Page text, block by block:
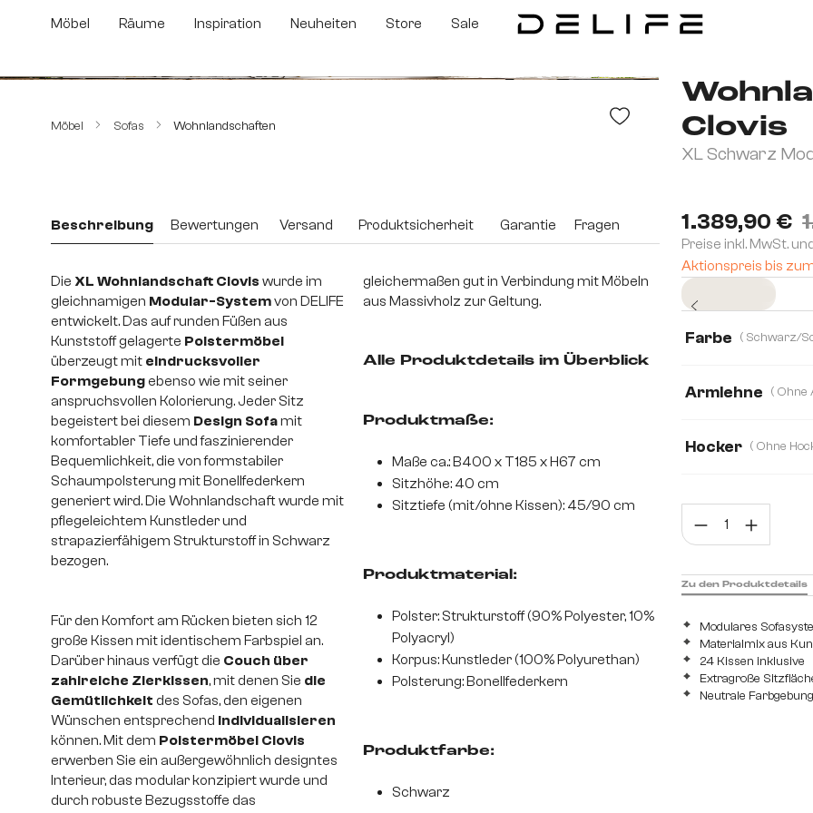
Hauptinhalt springen
Zur Suche springen
Zur Hauptnavigation springen
Möbel Räume Inspiration Neuheiten Store Sale
Möbel Sofas Wohnlandschaften
Clovis
XL Schwarz
1.389,90 €
Preise inkl. MwSt.
Aktionspreis bis
Farbe
Armlehne
Hocker
Modulares
Materialmix aus
24 Kissen inklusive
Extragroße
Neutrale Farbgebung
Zu den Produktdetails
Beschreibung Bewertungen Versand Produktsicherheit Garantie Fragen
Die XL Wohnlandschaft Clovis wurde im
gleichnamigen Modular-Systemvon DELIFE
entwickelt. Das auf runden Füßen aus
Kunststoff gelagerte Polstermöbel
überzeugt mit eindrucksvoller
Formgebung ebenso wie mit seiner
anspruchsvollen Kolorierung. Jeder Sitz
begeistert bei diesem Design Sofamit
komfortabler Tiefe und faszinierender
Bequemlichkeit, die von formstabiler
Schaumpolsterung mit Bonellfederkern
generiert wird. Die Wohnlandschaft wurde mit
pflegeleichtem Kunstleder und
strapazierfähigem Strukturstoff in Schwarz
bezogen.
Für den Komfort am Rücken bieten sich 12
große Kissen mit identischem Farbspiel an.
Darüber hinaus verfügt die Couch über
zahlreiche Zierkissen, mit denen Sie die
Gemütlichkeit des Sofas, den eigenen
Wünschen entsprechend individualisieren
können. Mit dem Polstermöbel Clovis
erwerben Sie ein außergewöhnlich designtes
Interieur, das modular konzipiert wurde und
durch robuste Bezugsstoffe das
gleichermaßen gut in Verbindung mit Möbeln
aus Massivholz zur Geltung.
Alle Produktdetails im Überblick
Produktmaße:
Maße ca.: B400 x T185 x H67 cm
Sitzhöhe: 40 cm
Sitztiefe (mit/ohne Kissen): 45/90 cm
Produktmaterial:
Polster: Strukturstoff (90% Polyester, 10%
Polyacryl)
Korpus: Kunstleder (100% Polyurethan)
Polsterung: Bonellfederkern
Produktfarbe:
Schwarz